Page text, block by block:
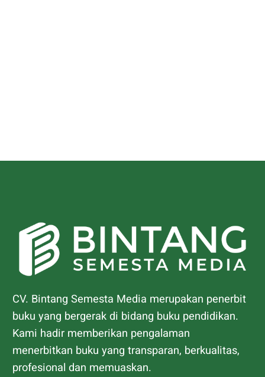
CV. Bintang Semesta Media merupakan penerbit
buku yang bergerak di bidang buku pendidikan.
Kami hadir memberikan pengalaman
menerbitkan buku yang transparan, berkualitas,
profesional dan memuaskan.